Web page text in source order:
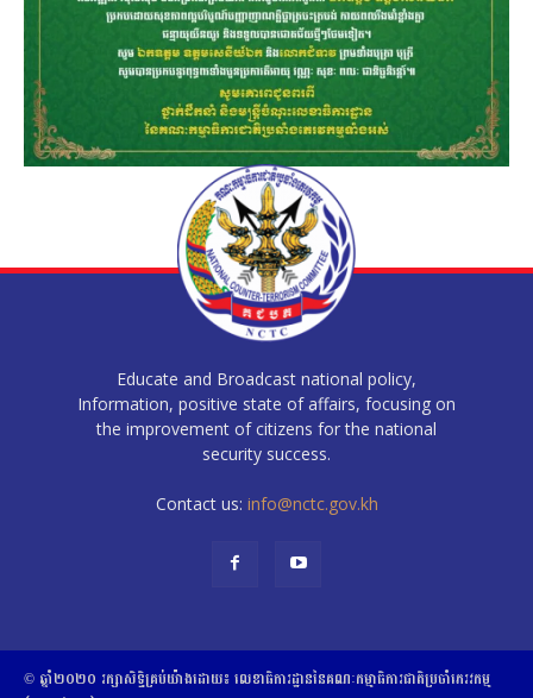
Educate and Broadcast national policy,
Information, positive state of affairs, focusing on
the improvement of citizens for the national
security success.
Contact us: info@nctc.gov.kh
© ឆ្នាំ២០២០​ ​រក្សាសិទ្ធិ​គ្រប់យ៉ាង​ដោយ​៖​ ​លេខាធិការដ្ឋាននៃគណៈកម្មាធិការជាតិប្រចាំភេរវកម្ម